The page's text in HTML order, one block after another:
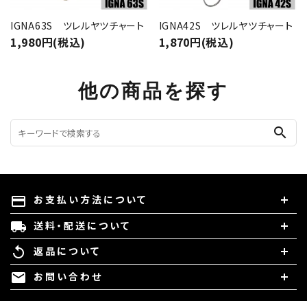
IGNA63S ツレルヤツチャート
1,980円(税込)
IGNA42S ツレルヤツチャート
1,870円(税込)
他の商品を探す
search
payment お支払い方法について
local_shipping 送料・配送について
replay 返品について
mail お問い合わせ